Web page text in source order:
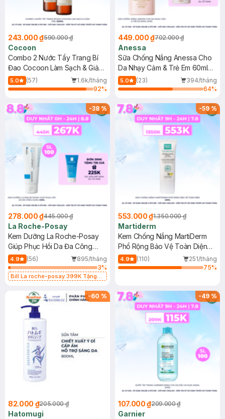
243.000 ₫590.000 ₫
Cocoon
Combo 2 Nước Tẩy Trang Bí
Đao Cocoon Làm Sạch & Giảm
Dầu 500ml
5.0 (57)
1.6k/tháng
92%
449.000 ₫702.000 ₫
Anessa
Sữa Chống Nắng Anessa Cho
Da Nhạy Cảm & Trẻ Em 60ml
(Mới)
5.0 (23)
394/tháng
64%
-38%
278.000 ₫445.000 ₫
La Roche-Posay
Kem Dưỡng La Roche-Posay
Giúp Phục Hồi Da Đa Công
Dụng 40ml
4.9 (56)
895/tháng
3%
Bill La roche-posay 399K Tặng
(SL có hạn)
-59%
553.000 ₫1.350.000 ₫
Martiderm
Kem Chống Nắng MartiDerm
Phổ Rộng Bảo Vệ Toàn Diện
40ml
4.9 (110)
251/tháng
75%
-60 %
82.000 ₫205.000 ₫
Hatomugi
-49%
107.000 ₫209.000 ₫
Garnier